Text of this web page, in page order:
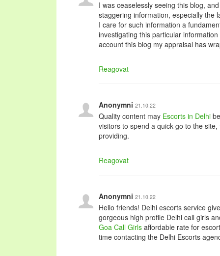
I was ceaselessly seeing this blog,
staggering information, especially the
I care for such information a
investigating this particular
account this blog my appraisal has
Reagovat
Anonymni 21.10.22
Quality content may Escorts in Delhi
visitors to spend a quick go to the site,
providing.
Reagovat
Anonymni 21.10.22
Hello friends! Delhi escorts service
gorgeous high profile Delhi call girls
Goa Call Girls affordable rate for
time contacting the Delhi Escorts